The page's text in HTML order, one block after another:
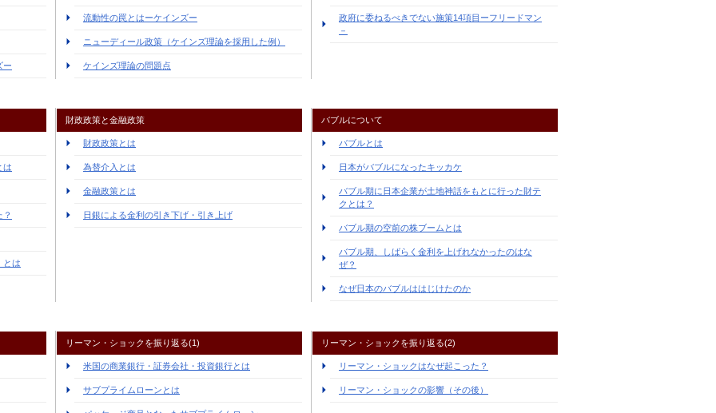
ー
流動性の罠とはーケインズー
ニューディール政策（ケインズ理論を採用した例）
ケインズ理論の問題点
政府に委ねるべきでない施策14項目ーフリードマン
－
は
とは
財政政策と金融政策
財政政策とは
為替介入とは
金融政策とは
日銀による金利の引き下げ・引き上げ
バブルについて
バブルとは
日本がバブルになったキッカケ
バブル期に日本企業が土地神話をもとに行った財テ
クとは？
バブル期の空前の株ブームとは
バブル期、しばらく金利を上げれなかったのはな
ぜ？
なぜ日本のバブルははじけたのか
リーマン・ショックを振り返る(1)
米国の商業銀行・証券会社・投資銀行とは
サブプライムローンとは
リーマン・ショックを振り返る(2)
リーマン・ショックはなぜ起こった？
リーマン・ショックの影響（その後）